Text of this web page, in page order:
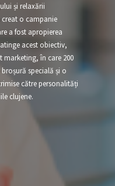
și relaxării
o campanie
a fost apropierea
acest obiectiv,
marketing, în care 200
specială și o
către personalități
clujene.